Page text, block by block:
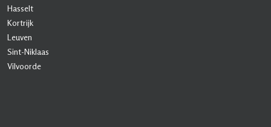
Hasselt
Kortrijk
Leuven
Sint-Niklaas
Vilvoorde